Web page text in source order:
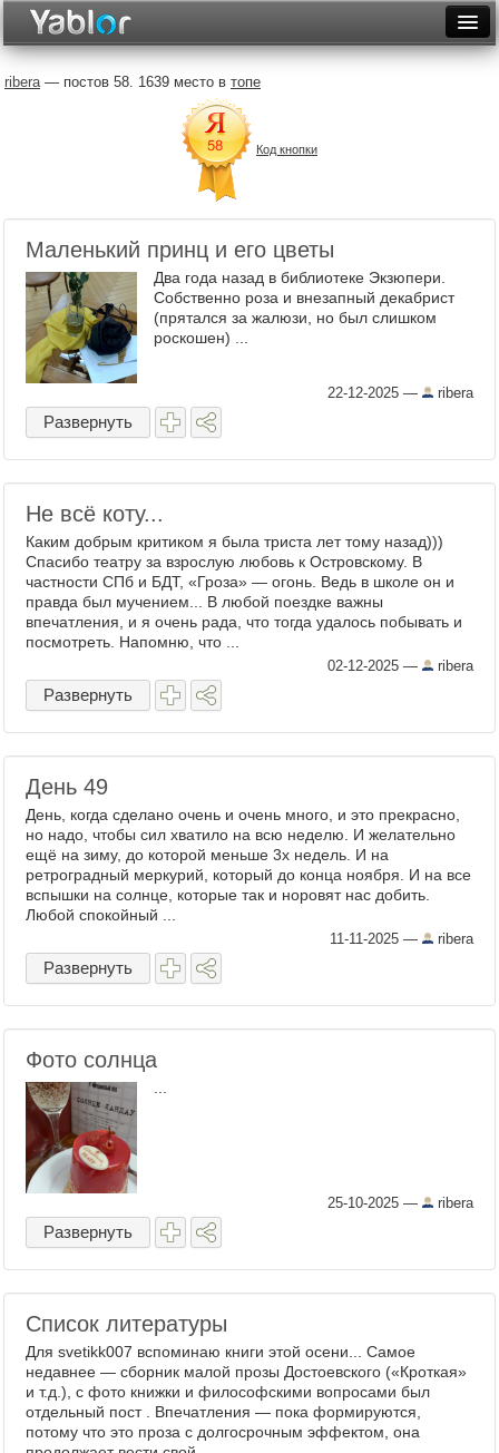
Неделя
Месяц
Рейтинги
Архив
Фототоп
Видеотоп
ribera— постов 58. 1639 место в топе
Код кнопки
Маленький принц и его цветы
Два года назад в библиотеке Экзюпери.
Собственно роза и внезапный декабрист
(прятался за жалюзи, но был слишком
роскошен) ...
22-12-2025 — ribera
Развернуть
Не всё коту...
Каким добрым критиком я была триста лет тому назад)))
Спасибо театру за взрослую любовь к Островскому. В
частности СПб и БДТ, «Гроза» — огонь. Ведь в школе он и
правда был мучением... В любой поездке важны
впечатления, и я очень рада, что тогда удалось побывать и
посмотреть. Напомню, что ...
02-12-2025 — ribera
Развернуть
День 49
День, когда сделано очень и очень много, и это прекрасно,
но надо, чтобы сил хватило на всю неделю. И желательно
ещё на зиму, до которой меньше 3х недель. И на
ретроградный меркурий, который до конца ноября. И на все
вспышки на солнце, которые так и норовят нас добить.
Любой спокойный ...
11-11-2025 — ribera
Развернуть
Фото солнца
25-10-2025 — ribera
Развернуть
Список литературы
Для svetikk007 вспоминаю книги этой осени... Самое
недавнее — сборник малой прозы Достоевского («Кроткая»
и т.д.), с фото книжки и философскими вопросами был
отдельный пост . Впечатления — пока формируются,
потому что это проза с долгосрочным эффектом, она